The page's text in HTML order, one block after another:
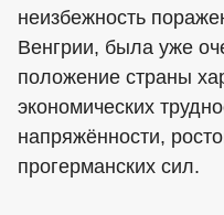
неизбежность
Венгрии, была уже
положение страны
экономических
напряжённости,
прогерманских сил.